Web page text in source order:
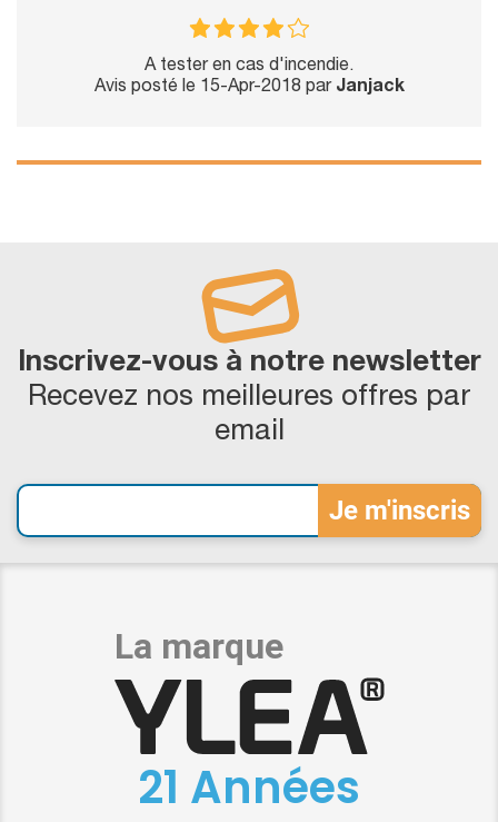
A tester en cas d'incendie.
Avis posté le 15-Apr-2018 par Janjack
Inscrivez-vous à notre newsletter
Recevez nos meilleures offres par
email
21 Années